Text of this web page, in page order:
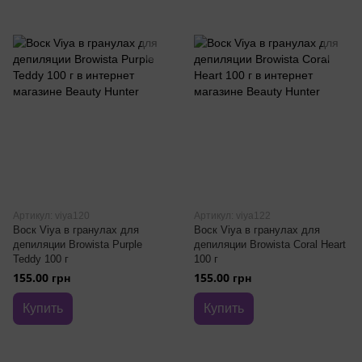
Артикул: viya120
Воск Viya в гранулах для
депиляции Browista Purple
Teddy 100 г
155.00 грн
Купить
Артикул: viya122
Воск Viya в гранулах для
депиляции Browista Coral Heart
100 г
155.00 грн
Купить